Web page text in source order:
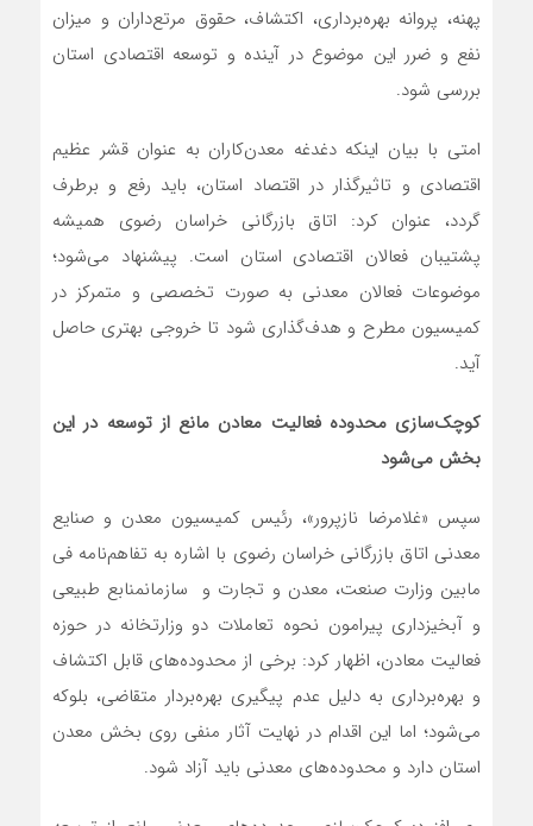
پهنه‌، پروانه بهره‌برداری، اکتشاف، حقوق مرتع‌داران و میزان
نفع و ضرر این موضوع در آینده و توسعه اقتصادی استان
بررسی شود.
امتی با بیان اینکه دغدغه معدن‌کاران به عنوان قشر عظیم
اقتصادی و تاثیرگذار در اقتصاد استان، باید رفع و برطرف
گردد، عنوان کرد: اتاق بازرگانی خراسان رضوی همیشه
پشتیبان فعالان اقتصادی استان است. پیشنهاد می‌شود؛
موضوعات فعالان معدنی به صورت تخصصی و متمرکز در
کمیسیون مطرح و هدف‌گذاری شود تا خروجی بهتری حاصل
آید.
کوچک‌سازی محدوده فعالیت معادن مانع از توسعه در این
بخش می‌شود
سپس «غلامرضا نازپرور»، رئیس کمیسیون معدن و صنایع
معدنی اتاق بازرگانی خراسان رضوی با اشاره به تفاهم‌نامه فی
مابین وزارت صنعت، معدن و تجارت و سازمانمنابع طبیعی
و آبخیزداری پیرامون نحوه تعاملات دو وزارتخانه در حوزه
فعالیت معادن، اظهار کرد: برخی از محدوده‌های قابل اکتشاف
و بهره‌برداری به دلیل عدم پیگیری بهره‌بردار متقاضی، بلوکه
می‌شود؛ اما این اقدام در نهایت آثار منفی روی بخش معدن
استان دارد و محدوده‌های معدنی باید آزاد شود.